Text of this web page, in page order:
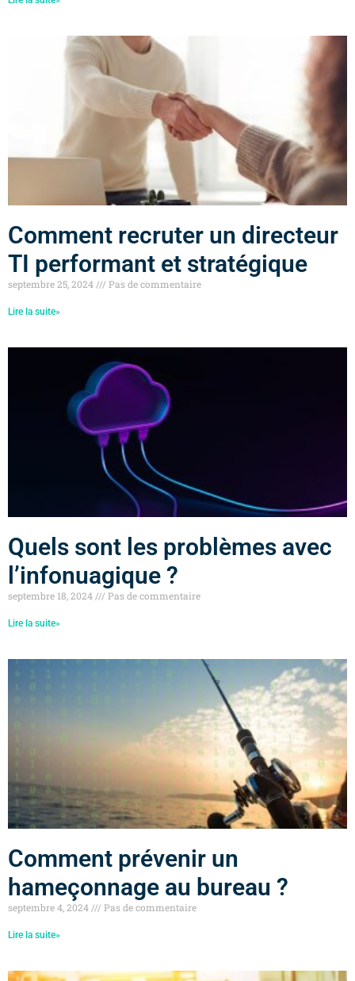
Comment recruter un directeur
TI performant et stratégique
septembre 25, 2024 Pas de commentaire
Lire la suite»
Quels sont les problèmes avec
l’infonuagique ?
septembre 18, 2024 Pas de commentaire
Lire la suite»
Comment prévenir un
hameçonnage au bureau ?
septembre 4, 2024 Pas de commentaire
Lire la suite»